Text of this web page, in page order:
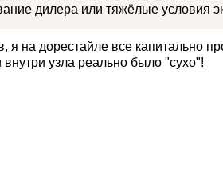
дилера или тяжёлые условия
я на дорестайле все капитально
узла реально было "сухо"!